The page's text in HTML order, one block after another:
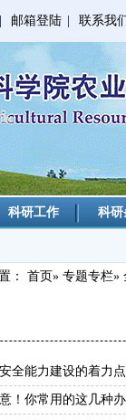
邮箱登陆 联系我
科研工作 科
： 首页» 专题专栏»
全能力建设的着力点
！你常用的这几种